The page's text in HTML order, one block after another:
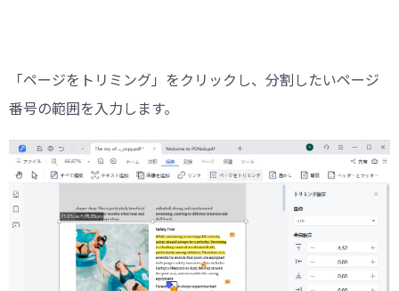
「ページをトリミング」をクリックし、分割したいページ
番号の範囲を入力します。